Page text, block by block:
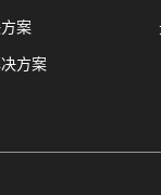
案
方案